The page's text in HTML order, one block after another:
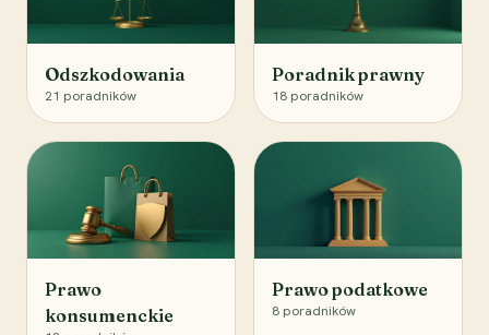
Odszkodowania
21 poradników
Poradnik prawny
18 poradników
Prawo
konsumenckie
Prawo podatkowe
8 poradników